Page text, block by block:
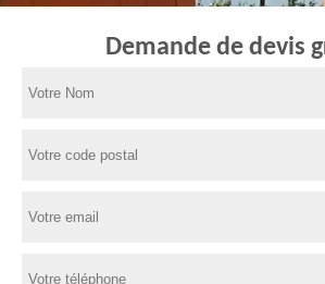
Demande de devis